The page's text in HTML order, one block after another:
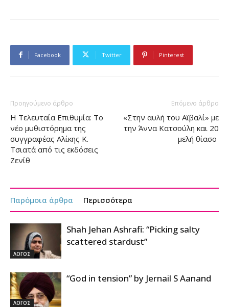
Facebook Twitter Pinterest
Προηγούμενο άρθρο
Η Τελευταία Επιθυμία: Το
νέο μυθιστόρημα της
συγγραφέας Αλίκης Κ.
Τσιατά από τις εκδόσεις
Ζενίθ
Επόμενο άρθρο
«Στην αυλή του Αϊβαλί» με
την Άννα Κατσούλη και 20
μελή θίασο
Παρόμοια άρθρα Περισσότερα
ΛΟΓΟΣ
Shah Jehan Ashrafi: “Picking salty
scattered stardust”
ΛΟΓΟΣ
“God in tension” by Jernail S Aanand